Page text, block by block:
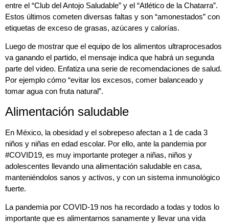
entre el “Club del Antojo Saludable” y el “Atlético de la Chatarra”.
Estos últimos cometen diversas faltas y son “amonestados” con
etiquetas de exceso de grasas, azúcares y calorías.
Luego de mostrar que el equipo de los alimentos ultraprocesados
va ganando el partido, el mensaje indica que habrá un segunda
parte del video. Enfatiza una serie de recomendaciones de salud.
Por ejemplo cómo “evitar los excesos, comer balanceado y
tomar agua con fruta natural”.
Alimentación saludable
En México, la obesidad y el sobrepeso afectan a 1 de cada 3
niños y niñas en edad escolar. Por ello, ante la pandemia por
#COVID19, es muy importante proteger a niñas, niños y
adolescentes llevando una alimentación saludable en casa,
manteniéndolos sanos y activos, y con un sistema inmunológico
fuerte.
La pandemia por COVID-19 nos ha recordado a todas y todos lo
importante que es alimentarnos sanamente y llevar una vida